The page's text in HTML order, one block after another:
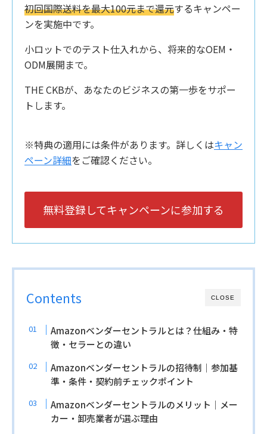
初回国際送料を最大100元まで還元するキャンペー
ンを実施中です。
小ロットでのテスト仕入れから、将来的なOEM・
ODM展開まで。
THE CKBが、あなたのビジネスの第一歩をサポー
トします。
※特典の適用には条件があります。詳しくはキャン
ペーン詳細をご確認ください。
無料登録してキャンペーンに参加する
CLOSE
Contents
Amazonベンダーセントラルとは？仕組み・特
徴・セラーとの違い
Amazonベンダーセントラルの招待制｜参加基
準・条件・契約前チェックポイント
Amazonベンダーセントラルのメリット｜メー
カー・卸売業者が選ぶ理由